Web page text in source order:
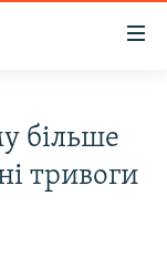
більше
тривоги